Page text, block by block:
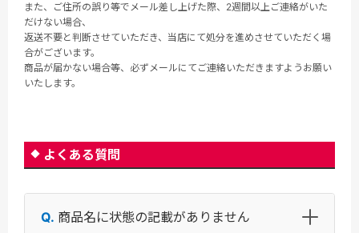
また、ご住所の誤り等でメール差し上げた際、2週間以上ご連絡がいた
だけない場合、
返送不要と判断させていただき、当店にて処分を進めさせていただく場
合がございます。
商品が届かない場合等、必ずメールにてご連絡いただきますようお願い
いたします。
よくある質問
商品名に状態の記載がありません